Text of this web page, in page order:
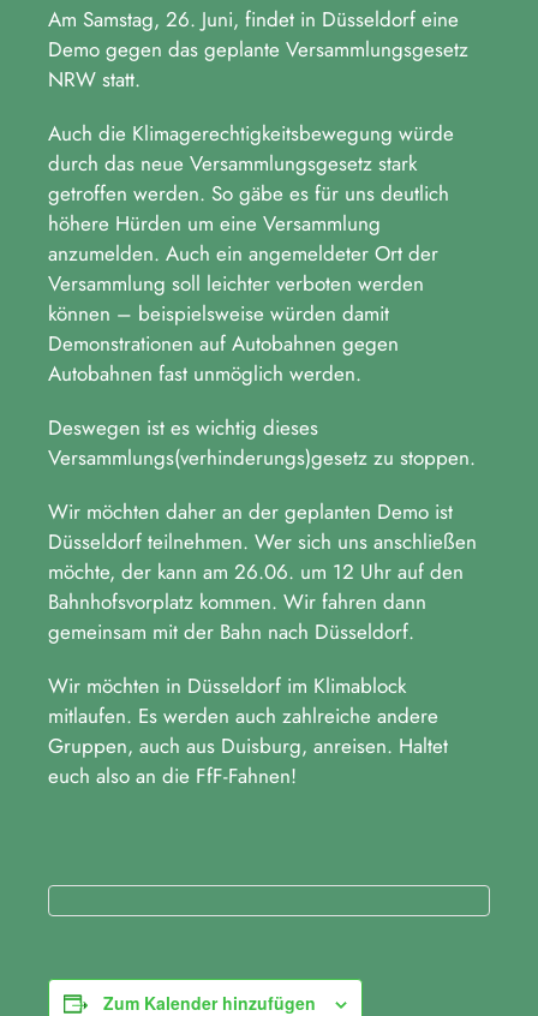
Am Samstag, 26. Juni, findet in Düsseldorf eine
Demo gegen das geplante Versammlungsgesetz
NRW statt.
Auch die Klimagerechtigkeitsbewegung würde
durch das neue Versammlungsgesetz stark
getroffen werden. So gäbe es für uns deutlich
höhere Hürden um eine Versammlung
anzumelden. Auch ein angemeldeter Ort der
Versammlung soll leichter verboten werden
können – beispielsweise würden damit
Demonstrationen auf Autobahnen gegen
Autobahnen fast unmöglich werden.
Deswegen ist es wichtig dieses
Versammlungs(verhinderungs)gesetz zu stoppen.
Wir möchten daher an der geplanten Demo ist
Düsseldorf teilnehmen. Wer sich uns anschließen
möchte, der kann am 26.06. um 12 Uhr auf den
Bahnhofsvorplatz kommen. Wir fahren dann
gemeinsam mit der Bahn nach Düsseldorf.
Wir möchten in Düsseldorf im Klimablock
mitlaufen. Es werden auch zahlreiche andere
Gruppen, auch aus Duisburg, anreisen. Haltet
euch also an die FfF-Fahnen!
Zum Kalender hinzufügen